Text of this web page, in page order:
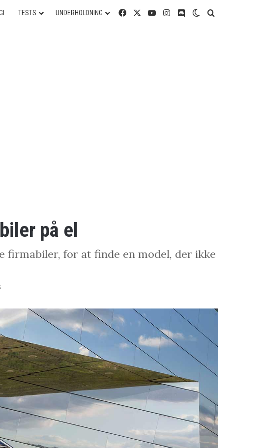
TESTS UNDERHOLDNING FacebookYouTubeInstagram
DiscordSwitch skin
på el
firmabiler, for at finde en model, der ikke